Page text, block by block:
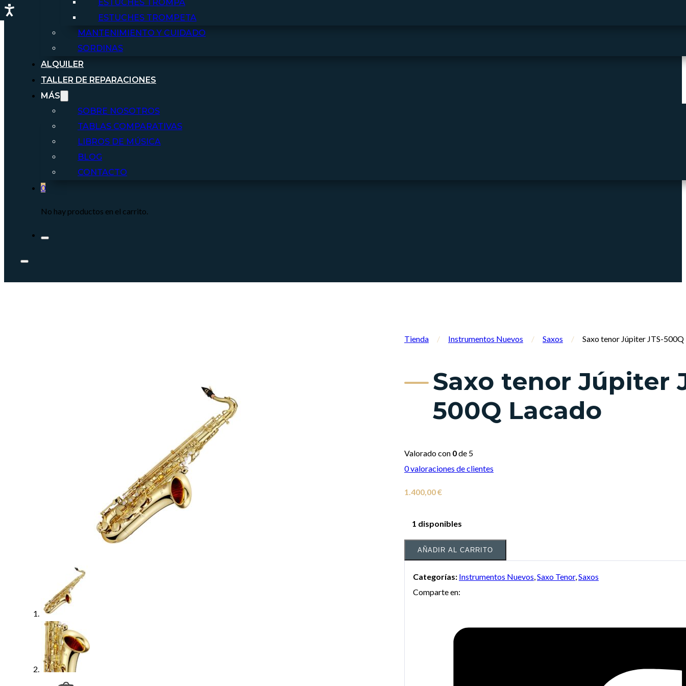
ESTUCHES TROMPA
ESTUCHES TROMPETA
MANTENIMIENTO Y CUIDADO
SORDINAS
ALQUILER
TALLER DE REPARACIONES
MÁS
SOBRE NOSOTROS
TABLAS COMPARATIVAS
LIBROS DE MÚSICA
BLOG
CONTACTO
0
No hay productos en el carrito.
Tienda / Instrumentos Nuevos / Saxos / Saxo tenor Júpiter JTS-500Q
Saxo tenor Júpiter
500Q Lacado
Valorado con 0de 5
0valoraciones de clientes
1.400,00€
1 disponibles
AÑADIR AL CARRITO
Categorías: Instrumentos Nuevos Saxo Tenor, Saxos
Comparte en: